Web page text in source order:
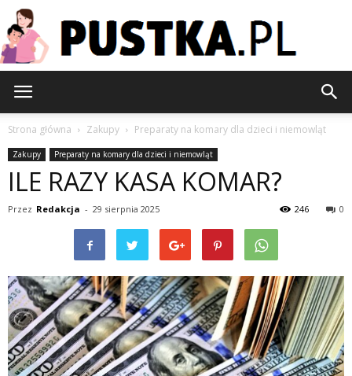
Strona główna Zakupy Preparaty na komary dla dzieci i niemowląt
Zakupy Preparaty na komary dla dzieci i niemowląt
ILE RAZY KASA KOMAR?
Przez Redakcja - 29 sierpnia 2025 0
246